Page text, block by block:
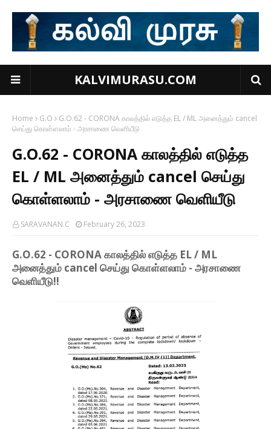
KALVIMURASU.COM
Home G.O
G.O.62 - CORONA காலத்தில் எடுத்த EL / ML அனைத்தும் cancel
செய்து கொள்ளலாம் - அரசாணை வெளியீடு
G.O.62 - CORONA காலத்தில் எடுத்த
EL / ML அனைத்தும் cancel செய்து
கொள்ளலாம் - அரசாணை வெளியீடு
SARAVANAN.C February 26, 2023
G.O.62 - CORONA காலத்தில் எடுத்த EL / ML
அனைத்தும் cancel செய்து கொள்ளலாம் - அரசாணை
வெளியீடு!!